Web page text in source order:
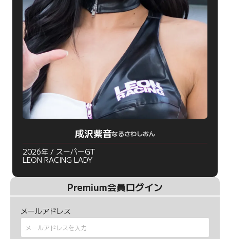
成沢紫音なるさわしおん
2026年 / スーパーGT
LEON RACING LADY
Premium会員ログイン
メールアドレス